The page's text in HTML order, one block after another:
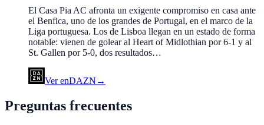
El Casa Pia AC afronta un exigente compromiso en casa ante
el Benfica, uno de los grandes de Portugal, en el marco de la
Liga portuguesa. Los de Lisboa llegan en un estado de forma
notable: vienen de golear al Heart of Midlothian por 6-1 y al
St. Gallen por 5-0, dos resultados…
Ver enDAZN →
Preguntas frecuentes